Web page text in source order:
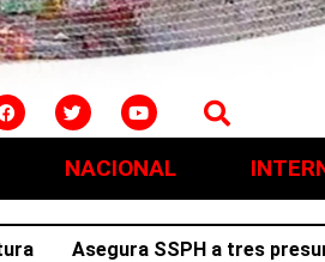
NACIONAL
Asegura SSPH a tres presuntos